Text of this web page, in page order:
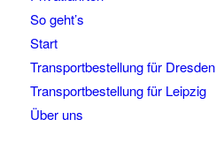
So geht’s
Start
Transportbestellung für Dresden
Transportbestellung für Leipzig
Über uns